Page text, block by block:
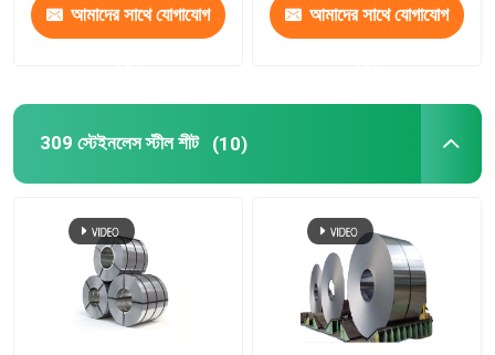
309 স্টেইনলেস স্টীল শীট
গরম ঘূর্ণিত স্টেইনলেস স্টীল কুণ্ডলী
ঝালাই ইস্পাত পাইপ
বিজোড় ইস্পাত নল
আমাদের সাথে যোগাযোগ আমাদের সাথে যোগাযোগ
309 স্টেইনলেস স্টীল শীট (10)